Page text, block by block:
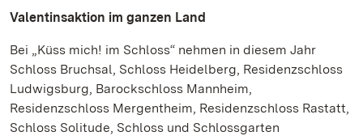
Valentinsaktion im ganzen Land
Bei „Küss mich! im Schloss“ nehmen in diesem Jahr
Schloss Bruchsal, Schloss Heidelberg, Residenzschloss
Ludwigsburg, Barockschloss Mannheim,
Residenzschloss Mergentheim, Residenzschloss Rastatt,
Schloss Solitude, Schloss und Schlossgarten